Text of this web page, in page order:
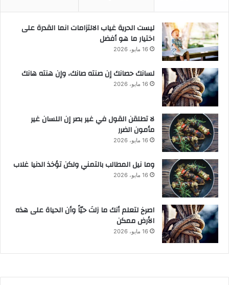
ليست الحرية غياب الالتزامات انما القدرة على
اختيار ما هو أفضل
16 مايو، 2026
لسانك حصانك إن صنته صانك، وإن هنته هانك
16 مايو، 2026
لا تطلقن القول في غير بصر إن اللسان غير
مأمون الضرر
16 مايو، 2026
وما نيل المطالب بالتمني ولكن تؤخذ الدنيا غلاب
16 مايو، 2026
‫اصرخ لتعلم أنك ما زلتَ حيّاً وأن الحياة على هذه
الأرض ممكن
16 مايو، 2026